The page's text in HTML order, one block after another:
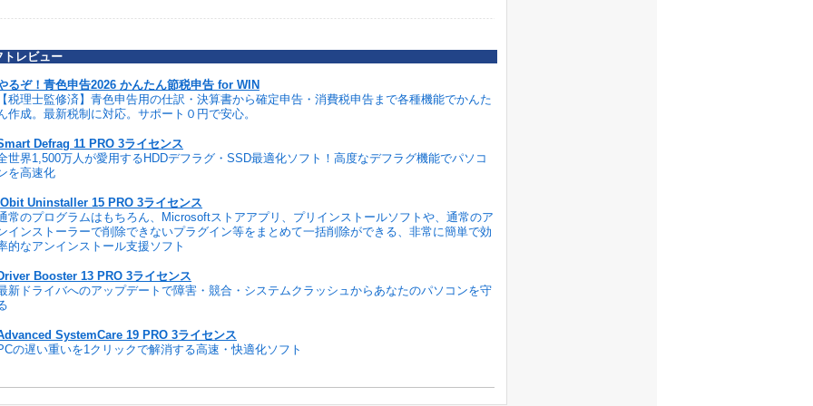
レビュー
るぞ！青色申告2026 かんたん節税申告 for WIN
税理士監修済】青色申告用の仕訳・決算書から確定申告・消費税申告まで各種機能でかんた
作成。最新税制に対応。サポート０円で安心。
Defrag 11 PRO 3ライセンス
世界1,500万人が愛用するHDDデフラグ・SSD最適化ソフト！高度なデフラグ機能でパソコ
を高速化
Uninstaller 15 PRO 3ライセンス
常のプログラムはもちろん、Microsoftストアアプリ、プリインストールソフトや、通常のア
インストーラーで削除できないプラグイン等をまとめて一括削除ができる、非常に簡単で効
的なアンインストール支援ソフト
Booster 13 PRO 3ライセンス
新ドライバへのアップデートで障害・競合・システムクラッシュからあなたのパソコンを守
SystemCare 19 PRO 3ライセンス
の遅い重いを1クリックで解消する高速・快適化ソフト